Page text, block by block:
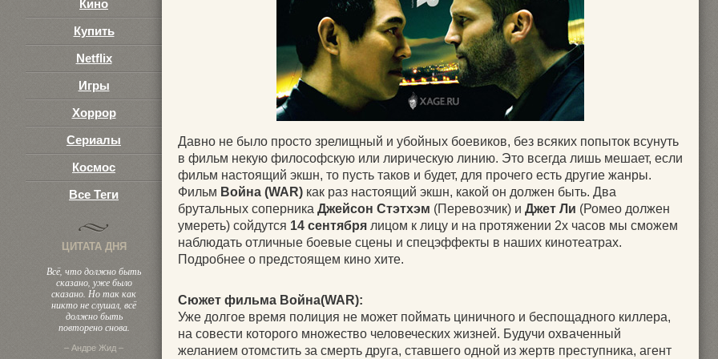
Кино
Купить
Netflix
Игры
Хоррор
Сериалы
Космос
Все Теги
ЦИТАТА ДНЯ
Всё, что должно быть
сказано, уже было
сказано. Но так как
никто не слушал, всё
должно быть
повторено снова.
– Андре Жид –
Давно не было просто зрелищный и убойных боевиков, без всяких попыток всунуть
в фильм некую философскую или лирическую линию. Это всегда лишь мешает, если
фильм настоящий экшн, то пусть таков и будет, для прочего есть другие жанры.
Фильм Война (WAR) как раз настоящий экшн, какой он должен быть. Два
брутальных соперника Джейсон Стэтхэм (Перевозчик) и Джет Ли (Ромео должен
умереть) сойдутся 14 сентября лицом к лицу и на протяжении 2х часов мы сможем
наблюдать отличные боевые сцены и спецэффекты в наших кинотеатрах.
Подробнее о предстоящем кино хите.
Сюжет фильма Война(WAR):
Уже долгое время полиция не может поймать циничного и беспощадного киллера,
на совести которого множество человеческих жизней. Будучи охваченный
желанием отомстить за смерть друга, ставшего одной из жертв преступника, агент